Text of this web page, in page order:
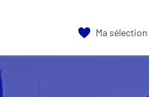
Ma sélection